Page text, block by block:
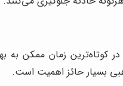
در کوتاه‌ترین زمان ممکن
بسیار حائز اهمیت است.